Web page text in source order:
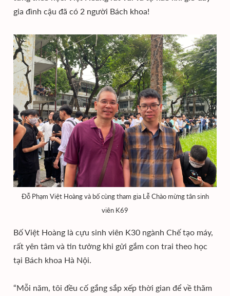
gia đình cậu đã có 2 người Bách khoa!
Đỗ Phạm Việt Hoàng và bố cùng tham gia Lễ Chào mừng tân sinh
viên K69
Bố Việt Hoàng là cựu sinh viên K30 ngành Chế tạo máy,
rất yên tâm và tin tưởng khi gửi gắm con trai theo học
tại Bách khoa Hà Nội.
“Mỗi năm, tôi đều cố gắng sắp xếp thời gian để về thăm